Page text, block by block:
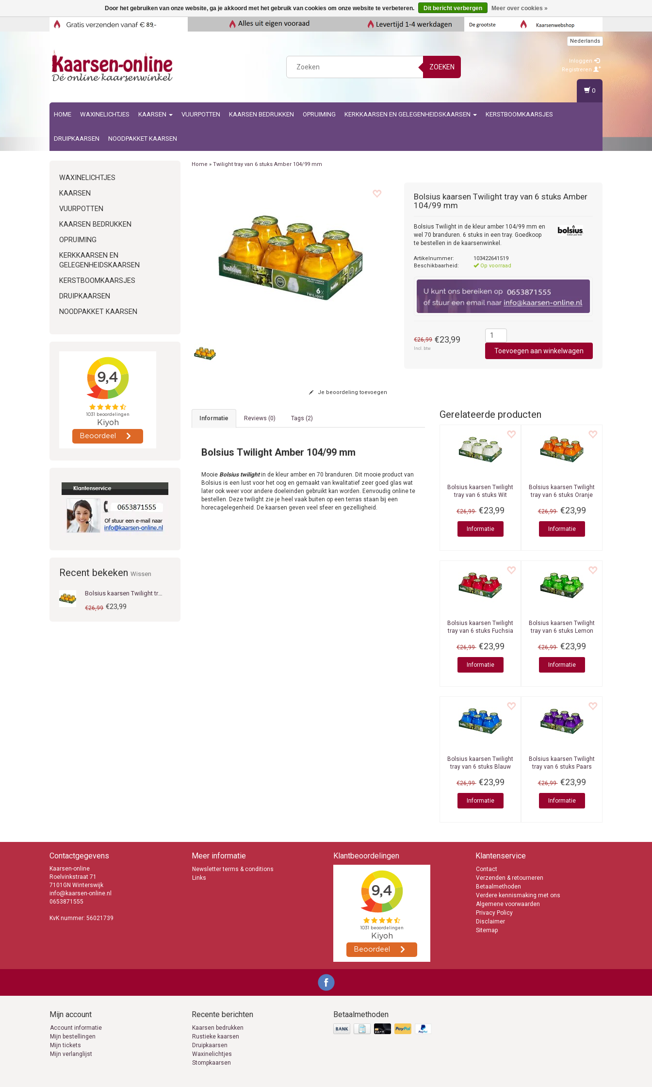
ZOEKEN
Nederlands
Inloggen
Registreren
HOME WAXINELICHTJES KAARSEN VUURPOTTEN KAARSEN BEDRUKKEN OPRUIMING KERKKAARSEN EN GELEGENHEIDSKAARSEN KERSTBOOMKAARSJES
DRUIPKAARSEN NOODPAKKET KAARSEN
0
WAXINELICHTJES
KAARSEN
VUURPOTTEN
KAARSEN BEDRUKKEN
OPRUIMING
KERKKAARSEN EN
GELEGENHEIDSKAARSEN
KERSTBOOMKAARSJES
DRUIPKAARSEN
NOODPAKKET KAARSEN
Recent bekeken Wissen
Bolsius kaarsen Twilight tray van 6 stuks Amber
€26,99 €23,99
Home » Twilight tray van 6 stuks Amber 104/99 mm
Bolsius kaarsen Twilight tray van 6 stuks Amber
104/99 mm
Bolsius Twilight in de kleur amber 104/99 mm en
wel 70 branduren. 6 stuks in een tray. Goedkoop
te bestellen in de kaarsenwinkel.
Artikelnummer:
103422641519
Beschikbaarheid:
Op voorraad
€26,99 €23,99
Incl. btw
Je beoordeling toevoegen
Informatie Reviews (0) Tags (2)
Bolsius Twilight Amber 104/99 mm
Mooie Bolsius twilightin de kleur amber en 70 branduren. Dit mooie product van
Bolsius is een lust voor het oog en gemaakt van kwalitatief zeer goed glas wat
later ook weer voor andere doeleinden gebruikt kan worden. Eenvoudig online te
bestellen. Deze twilight zie je heel vaak buiten op een terras staan bij een
horecagelegenheid. De kaarsen geven veel sfeer en gezelligheid.
Gerelateerde producten
Bolsius kaarsen Twilight
tray van 6 stuks Wit
€26,99 €23,99
Informatie
Bolsius kaarsen Twilight
tray van 6 stuks Oranje
€26,99 €23,99
Informatie
Bolsius kaarsen Twilight
tray van 6 stuks Fuchsia
€26,99 €23,99
Informatie
Bolsius kaarsen Twilight
tray van 6 stuks Lemon
€26,99 €23,99
Informatie
Bolsius kaarsen Twilight
tray van 6 stuks Blauw
€26,99 €23,99
Informatie
Bolsius kaarsen Twilight
tray van 6 stuks Paars
€26,99 €23,99
Informatie
Contactgegevens
Kaarsen-online
Roelvinkstraat 71
7101GN Winterswijk
info@kaarsen-online.nl
0653871555
KvK nummer: 56021739
Meer informatie
Newsletter terms & conditions
Links
Klantbeoordelingen Klantenservice
Contact
Verzenden & retourneren
Betaalmethoden
Verdere kennismaking met ons
Algemene voorwaarden
Privacy Policy
Disclaimer
Sitemap
Mijn account
Account informatie
Mijn bestellingen
Mijn tickets
Mijn verlanglijst
Recente berichten
Kaarsen bedrukken
Rustieke kaarsen
Druipkaarsen
Waxinelichtjes
Stompkaarsen
Betaalmethoden
Door het gebruiken van onze website, ga je akkoord met het gebruik van cookies om onze website te verbeteren. Dit bericht verbergen Meer over cookies »